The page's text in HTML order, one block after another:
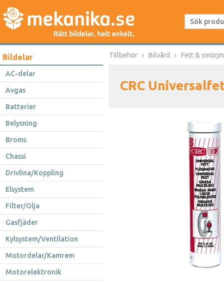
Bildelar
AC-delar
Avgas
Batterier
Belysning
Broms
Chassi
Drivlina/Koppling
Elsystem
Filter/Olja
Gasfjäder
Kylsystem/Ventilation
Motordelar/Kamrem
Motorelektronik
Tillbehör Bilvård Fett &
CRC